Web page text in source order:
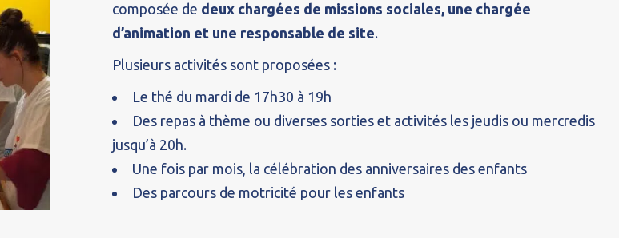
composée de deux chargées de missions sociales, une chargée
d’animation et une responsable de site.
Plusieurs activités sont proposées :
Le thé du mardi de 17h30 à 19h
Des repas à thème ou diverses sorties et activités les jeudis ou mercredis
jusqu’à 20h.
Une fois par mois, la célébration des anniversaires des enfants
Des parcours de motricité pour les enfants